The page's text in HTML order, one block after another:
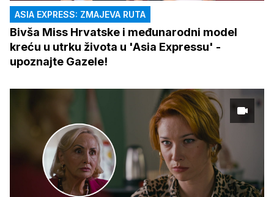
ASIA EXPRESS: ZMAJEVA RUTA
Bivša Miss Hrvatske i međunarodni model
kreću u utrku života u 'Asia Expressu' -
upoznajte Gazele!